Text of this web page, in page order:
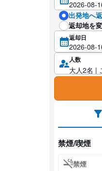
出発地へ
返却地を
返却日
人数
禁煙/喫煙
禁煙